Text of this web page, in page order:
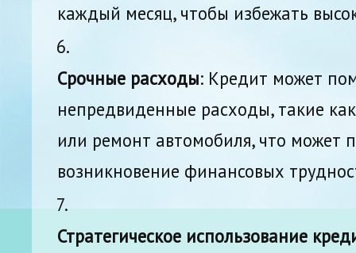
каждый месяц, чтобы избежать
Срочные расходы: Кредит может
непредвиденные расходы, такие
или ремонт автомобиля, что может
возникновение финансовых
Стратегическое использование